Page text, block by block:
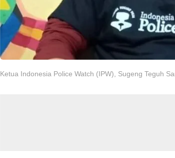
Ketua Indonesia Police Watch (IPW), Sugeng Teguh